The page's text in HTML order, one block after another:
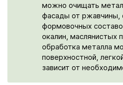
можно очищать
фасады от ржавчины,
формовочных
окалин, маслянистых
обработка металла
поверхностной,
зависит от